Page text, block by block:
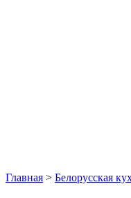
Главная > Белорусская